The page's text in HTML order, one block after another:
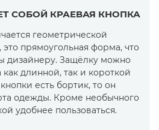
СОБОЙ КРАЕВАЯ КНОПКА
геометрической
прямоугольная форма, что
дизайнеру. Защёлку можно
длинной, так и короткой
есть бортик, то он
одежды. Кроме необычного
удобнее пользоваться.